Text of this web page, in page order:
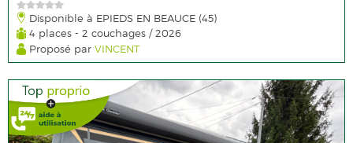
Disponible à EPIEDS EN BEAUCE (45)
4 places - 2 couchages / 2026
Proposé parVINCENT